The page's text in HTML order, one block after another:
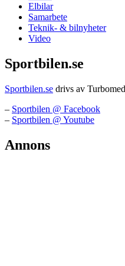
Elbilar
Samarbete
Teknik- & bilnyheter
Video
Sportbilen.se
Sportbilen.se drivs av
– Sportbilen @ Facebook
– Sportbilen @ Youtube
Annons